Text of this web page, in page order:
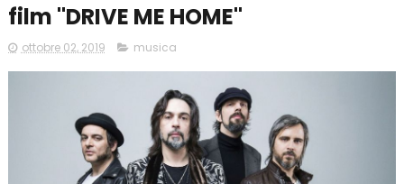
film "DRIVE ME HOME"
ottobre 02, 2019 musica